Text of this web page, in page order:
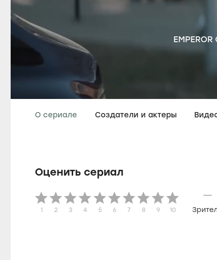
О сериале Создатели и актеры
Оценить сериал
1 2 3 4 5 6 7 8 9 10
—